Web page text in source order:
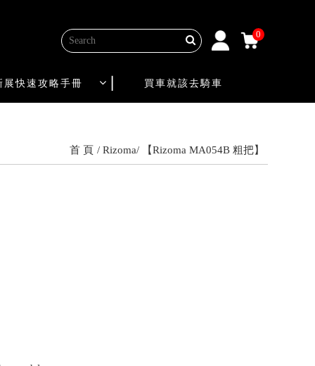
0
展快速攻略手冊 買車就該去騎車
首 頁 Rizoma 【Rizoma MA054B 粗把】